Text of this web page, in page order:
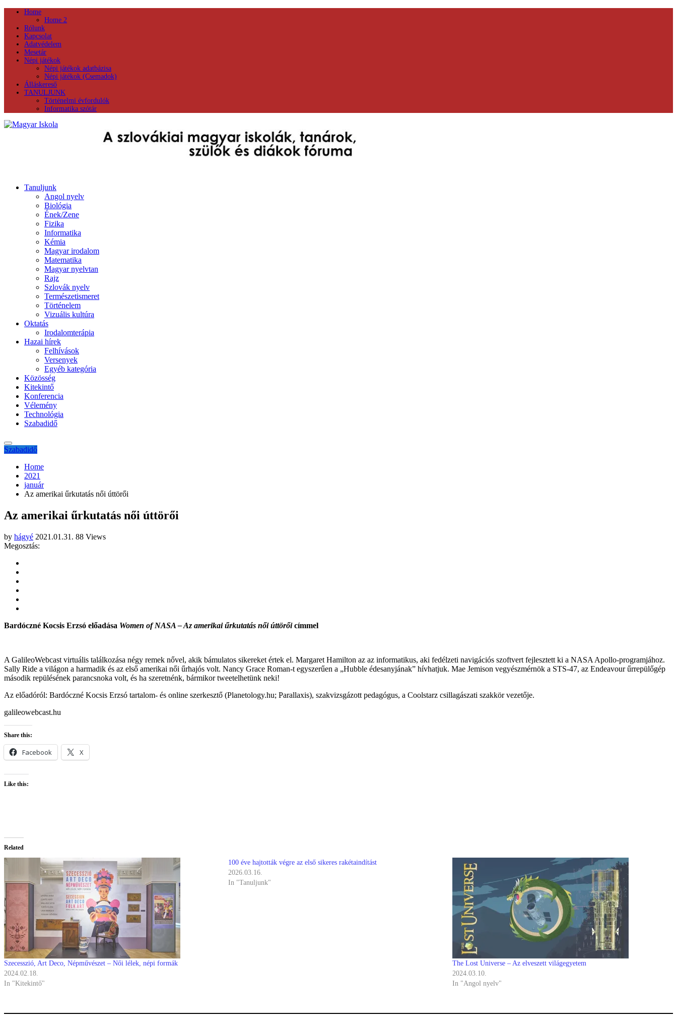
Home
Home 2
Rólunk
Kapcsolat
Adatvédelem
Mesetár
Népi játékok
Népi játékok adatbázisa
Népi játékok (Csemadok)
Álláskereső
TANULJUNK
Történelmi évfordulók
Informatika szótár
Tanuljunk
Angol nyelv
Biológia
Ének/Zene
Fizika
Informatika
Kémia
Magyar irodalom
Matematika
Magyar nyelvtan
Rajz
Szlovák nyelv
Természetismeret
Történelem
Vizuális kultúra
Oktatás
Irodalomterápia
Hazai hírek
Felhívások
Versenyek
Egyéb kategória
Közösség
Kitekintő
Konferencia
Vélemény
Technológia
Szabadidő
Szabadidő
Home
2021
január
Az amerikai űrkutatás női úttörői
Az amerikai űrkutatás női úttörői
by hágyé 2021.01.31. 88 Views
Megosztás:
Bardóczné Kocsis Erzsó előadása Women of NASA – Az amerikai űrkutatás női úttörőicímmel
A GalileoWebcast virtuális találkozása négy remek nővel, akik bámulatos sikereket értek el. Margaret Hamilton az az informatikus, aki fedélzeti navigációs szoftvert fejlesztett ki a NASA Apollo-programjához.
Sally Ride a világon a harmadik és az első amerikai női űrhajós volt. Nancy Grace Roman-t egyszerűen a „Hubble édesanyjának” hívhatjuk. Mae Jemison vegyészmérnök a STS-47, az Endeavour űrrepülőgép
második repülésének parancsnoka volt, és ha szeretnénk, bármikor tweetelhetünk neki!
Az előadóról: Bardóczné Kocsis Erzsó tartalom- és online szerkesztő (Planetology.hu; Parallaxis), szakvizsgázott pedagógus, a Coolstarz csillagászati szakkör vezetője.
galileowebcast.hu
Share this:
Facebook X
Like this:
Related
Szecesszió, Art Deco, Népművészet – Női lélek, népi formák
2024.02.18.
In "Kitekintő"
100 éve hajtották végre az első sikeres rakétaindítást
2026.03.16.
In "Tanuljunk"
The Lost Universe – Az elveszett világegyetem
2024.03.10.
In "Angol nyelv"